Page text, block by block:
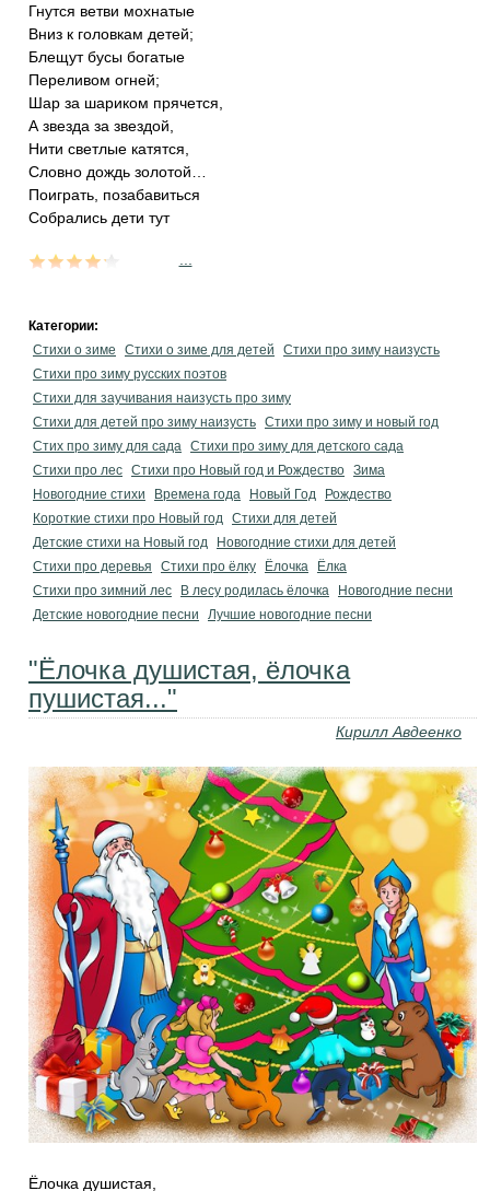
Гнутся ветви мохнатые
Вниз к головкам детей;
Блещут бусы богатые
Переливом огней;
Шар за шариком прячется,
А звезда за звездой,
Нити светлые катятся,
Словно дождь золотой…
Поиграть, позабавиться
Собрались дети тут
Категории:
Стихи о зиме
Стихи о зиме для детей
Стихи про зиму наизусть
Стихи про зиму русских поэтов
Стихи для заучивания наизусть про зиму
Стихи для детей про зиму наизусть Стихи про зиму и новый год
Стих про зиму для сада Стихи про зиму для детского сада
Стихи про лес Стихи про Новый год и Рождество Зима
Новогодние стихи
Времена года Новый Год
Рождество
Короткие стихи про Новый год Стихи для детей
Детские стихи на Новый год
Новогодние стихи для детей
Стихи про деревья
Стихи про ёлку Ёлочка
Ёлка
Стихи про зимний лес
В лесу родилась ёлочка
Новогодние песни
Детские новогодние песни
Лучшие новогодние песни
"Ёлочка душистая, ёлочка
пушистая..."
Кирилл Авдеенко
Ёлочка душистая,